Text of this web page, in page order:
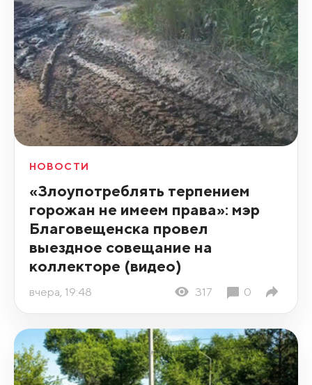
НОВОСТИ
«Злоупотреблять терпением
горожан не имеем права»: мэр
Благовещенска провел
выездное совещание на
коллекторе (видео)
вчера, 19:48 317 0